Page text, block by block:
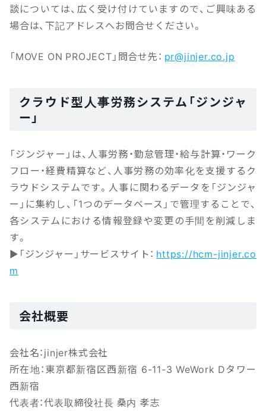
談については、広く受け付けていますので、ご興味ある
場合は、下記アドレスへお問合せください。
「MOVE ON PROJECT」問合せ先： pr@jinjer.co.jp
クラウド型人事労務システム「ジンジャ
ー」
「ジンジャー」は、人事労務・勤怠管理・給与計算・ワーク
フロー・経費精算など、人事労務の効率化を支援するク
ラウドシステムです。人事に関わるデータを「ジンジャ
ー」に集約し、「1つのデータベース」で管理することで、
各システムにおける情報登録や変更の手間を削減しま
す。
▶「ジンジャー」サービスサイト： https://hcm-jinjer.co
m
会社概要
会社名：jinjer株式会社
所在地：東京都新宿区西新宿 6-11-3 WeWork Dタワー
西新宿
代表者：代表取締役社長 桑内 孝志